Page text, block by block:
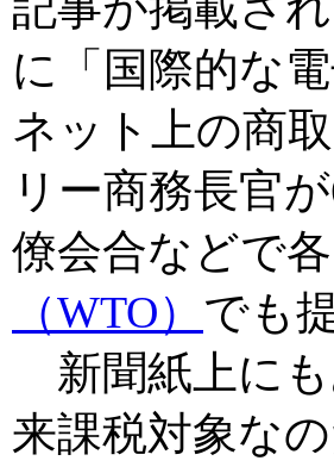
に「国際的な
ネット上の商
リー商務長官
僚会合などで
（WTO） でも
新聞紙上にも
来課税対象な